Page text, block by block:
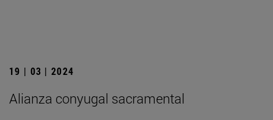
19 | 03 | 2024
Alianza conyugal sacramental